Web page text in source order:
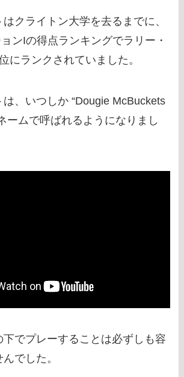
クライトン大学を去るまでに、
ンIの得点ランキングでラリー・
にランクされていました。
、いつしか “Dougie McBuckets
ームで呼ばれるようになりまし
下でプレーすることは必ずしも容
でした。